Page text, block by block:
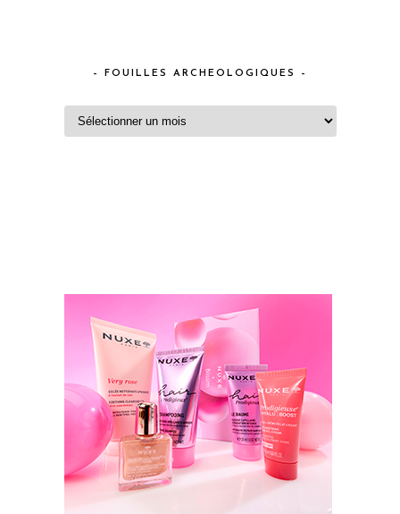
– FOUILLES ARCHEOLOGIQUES –